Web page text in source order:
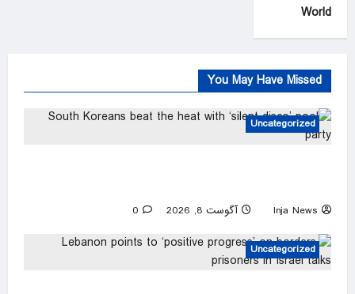
World
You May Have Missed
Uncategorized
Inja News آگوست 8, 2026 0
Uncategorized